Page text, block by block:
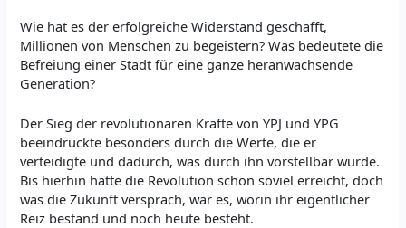
Wie hat es der erfolgreiche Widerstand geschafft,
Millionen von Menschen zu begeistern? Was bedeutete die
Befreiung einer Stadt für eine ganze heranwachsende
Generation?
Der Sieg der revolutionären Kräfte von YPJ und YPG
beeindruckte besonders durch die Werte, die er
verteidigte und dadurch, was durch ihn vorstellbar wurde.
Bis hierhin hatte die Revolution schon soviel erreicht, doch
was die Zukunft versprach, war es, worin ihr eigentlicher
Reiz bestand und noch heute besteht.